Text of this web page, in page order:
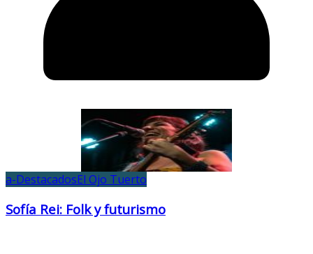
a-DestacadosEl Ojo Tuerto
Sofía Rei: Folk y futurismo